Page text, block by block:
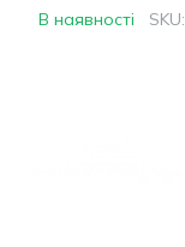
В наявності SKU: